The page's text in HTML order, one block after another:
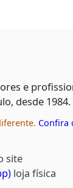
e
desde 1984.
Confira
site
loja física